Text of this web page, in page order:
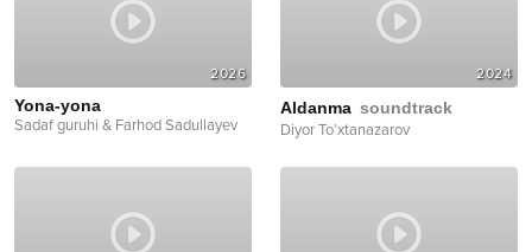
2026
Yona-yona
Sadaf guruhi & Farhod Sadullayev
2024
Aldanma soundtrack
Diyor To’xtanazarov